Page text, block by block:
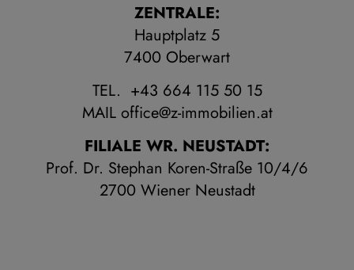
ZENTRALE:
Hauptplatz 5
7400 Oberwart
TEL. +43 664 115 50 15
MAIL office@z-immobilien.at
FILIALE WR. NEUSTADT:
Prof. Dr. Stephan Koren-Straße 10/4/6
2700 Wiener Neustadt